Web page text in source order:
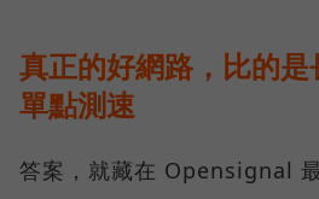
真正的好網路，比的
單點測速
答案，就藏在 Opensignal